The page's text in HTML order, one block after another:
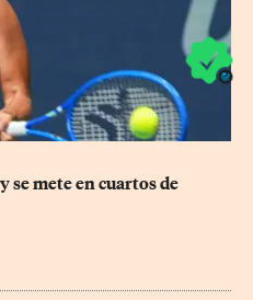
se mete en cuartos de